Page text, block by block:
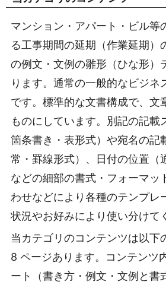
マンション・アパート・ビル等
る工事期間の延期（作業延期）
の例文・文例の雛形（ひな形）
ります。通常の一般的なビジネ
です。標準的な文書構成で、文
ものにしています。別記の記載
箇条書き・表形式）や宛名の記
常・罫線形式）、日付の位置（
などの細部の書式・フォーマッ
わせなどにより各種のテンプレ
状況やお好みにより使い分けて
当カテゴリのコンテンツは以下
8 ページあります。コンテンツ
ート（書き方・例文・文例と書